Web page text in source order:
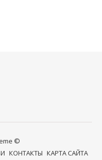
©
КОНТАКТЫ КАРТА САЙТА